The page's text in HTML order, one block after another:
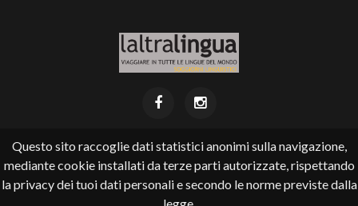
Questo sito raccoglie dati statistici anonimi sulla navigazione,
mediante cookie installati da terze parti autorizzate, rispettando
la privacy dei tuoi dati personali e secondo le norme previste dalla
Laltralingua ©2026.
Via Pioda 4 (accanto cinema Corso) - 6900 Lugano
tel +41 (0) 91 924 22 35 - email